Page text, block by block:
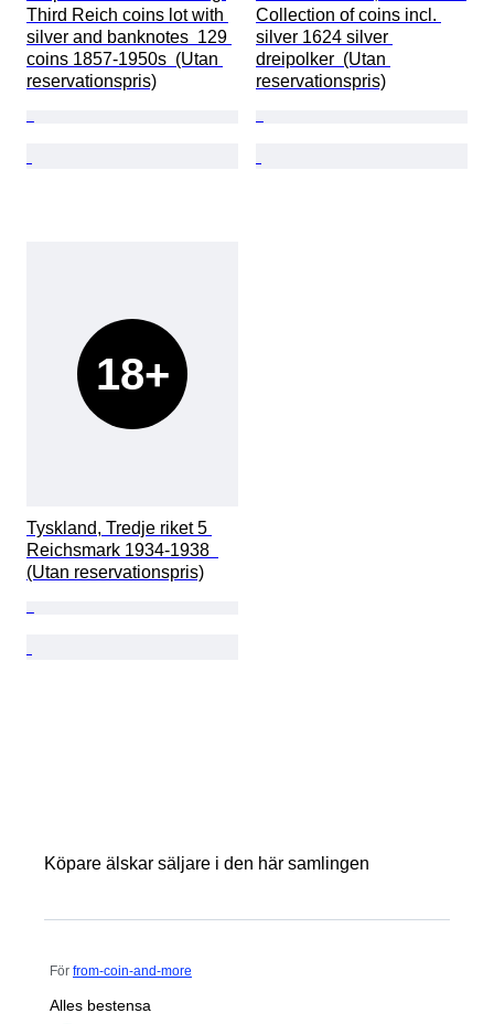
Third Reich coins lot with
silver and banknotes  129
coins 1857-1950s  (Utan
reservationspris)
Collection of coins incl.
silver 1624 silver
dreipolker  (Utan
reservationspris)
18+
Tyskland, Tredje riket 5
Reichsmark 1934-1938
(Utan reservationspris)
Köpare älskar säljare i den här samlingen
För from-coin-and-more
Alles bestensa